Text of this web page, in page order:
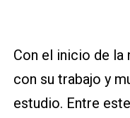
Con el inicio de la
con su trabajo y
estudio. Entre